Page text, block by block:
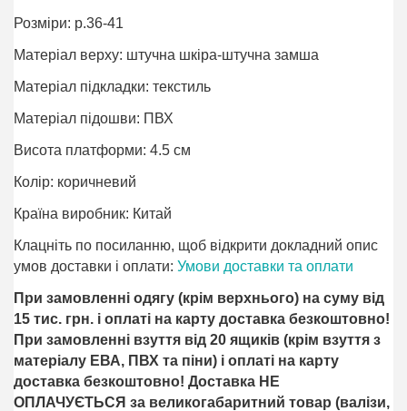
Розміри: р.36-41
Матеріал верху: штучна шкіра-штучна замша
Матеріал підкладки: текстиль
Матеріал підошви: ПВХ
Висота платформи: 4.5 см
Колір: коричневий
Країна виробник: Китай
Клацніть по посиланню, щоб відкрити докладний опис
умов доставки і оплати:Умови доставки та оплати
При замовленні одягу (крім верхнього) на суму від
15 тис. грн. і оплаті на карту доставка безкоштовно!
При замовленні взуття від 20 ящиків (крім взуття з
матеріалу ЕВА, ПВХ та піни) і оплаті на карту
доставка безкоштовно! Доставка НЕ ​​
ОПЛАЧУЄТЬСЯ за великогабаритний товар (валізи,